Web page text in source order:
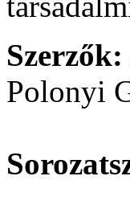
Szerzők:
Polonyi